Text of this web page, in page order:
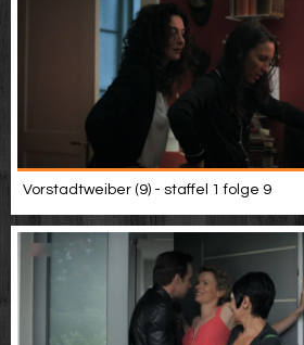
Vorstadtweiber (9) - staffel 1 folge 9